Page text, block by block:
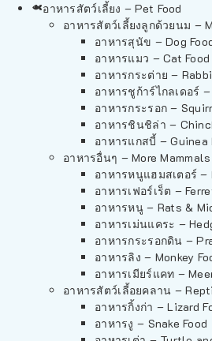
อาหารสัตว์เลี้ยง – Pet Food
อาหารสัตว์เลี้ยงลูกด้วยนม –
อาหารสุนัข – Dog
อาหารแมว – Cat Food
อาหารกระต่าย –
อาหารชูก้าร์ไกลเดอร์
อาหารกระรอก –
อาหารชินชิล่า –
อาหารแกสบี้ – Guinea
อาหารอื่นๆ – More Mammals
อาหารหนูแฮมสเตอร์ –
อาหารเฟอร์เร็ต –
อาหารหนู – Rats &
อาหารเม่นแคระ –
อาหารกระรอกดิน –
อาหารลิง – Monkey
อาหารเมียร์แคท –
อาหารสัตว์เลี้อยคลาน –
อาหารกิ้งก่า – Lizard
อาหารงู – Snake Food